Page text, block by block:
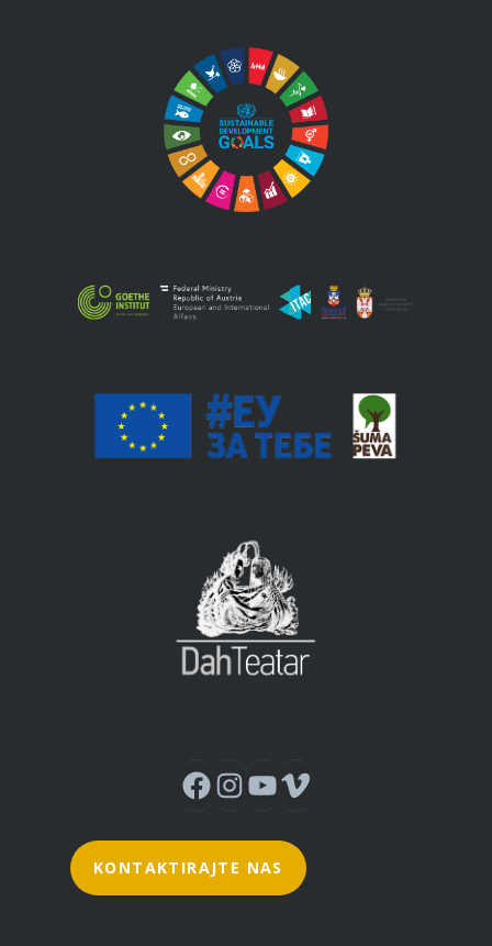
Facebook Instagram YouTube Vimeo
KONTAKTIRAJTE NAS